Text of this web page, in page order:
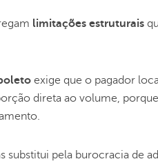
limitações estruturais
exige que o pagador
direta ao volume,
substitui pela burocracia de